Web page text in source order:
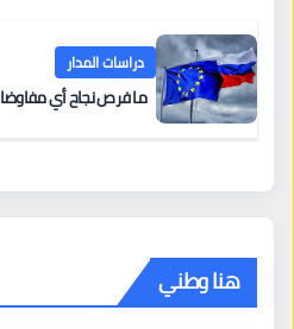
دراسات المدار
ما فرص نجاح أي
هنا وطني